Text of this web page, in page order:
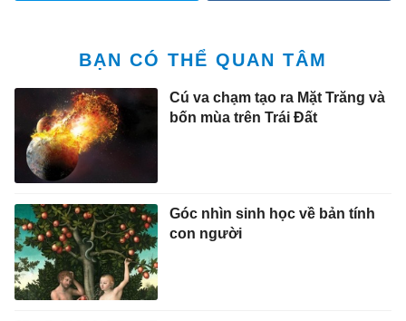
BẠN CÓ THỂ QUAN TÂM
Cú va chạm tạo ra Mặt Trăng và
bốn mùa trên Trái Đất
Góc nhìn sinh học về bản tính
con người